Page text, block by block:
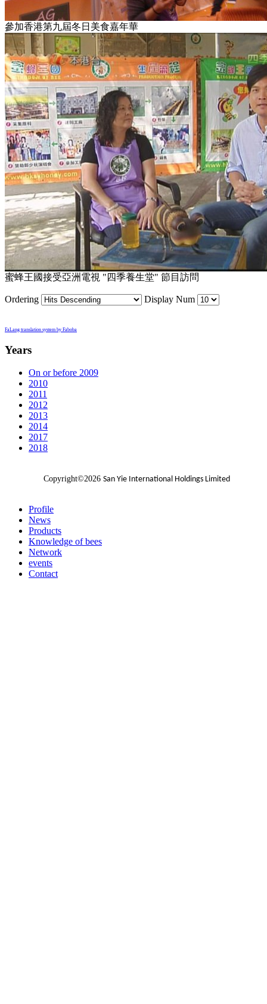
參加香港第九屆冬日美食嘉年華
蜜蜂王國接受亞洲電視 "四季養生堂" 節目訪問
Ordering Display Num
FaLang translation system by Faboba
Years
On or before 2009
2010
2011
2012
2013
2014
2017
2018
Copyright©2026 San Yie International Holdings Limited
Profile
News
Products
Knowledge of bees
Network
events
Contact